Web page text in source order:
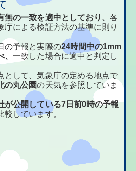
無の一致を適中としており、各
庁による検証方法の基準に則り
の予報と実際の24時間中の1mm
、一致した場合に適中と判定し
して、気象庁の定める地点で
の丸公園の天気を参照していま
が公開している7日前0時の予報
較しています。